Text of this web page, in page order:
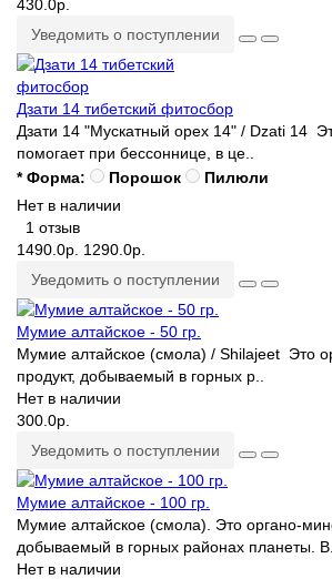
430.0р.
Уведомить о поступлении
Дзати 14 тибетский фитосбор
Дзати 14 "Мускатный орех 14" / Dzati 14
помогает при бессоннице, в це..
* Форма:
Порошок
Пилюли
Нет в наличии
1 отзыв
1490.0р. 1290.0р.
Уведомить о поступлении
Мумие алтайское - 50 гр.
Мумие алтайское (смола) / Shilajeet Это
продукт, добываемый в горных р..
Нет в наличии
300.0р.
Уведомить о поступлении
Мумие алтайское - 100 гр.
Мумие алтайское (смола). Это органо-
добываемый в горных районах планеты.
Нет в наличии